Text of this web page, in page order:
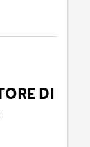
DI